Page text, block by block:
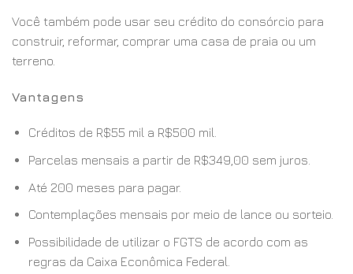
Você também pode usar seu crédito do consórcio para
construir, reformar, comprar uma casa de praia ou um
terreno.
Vantagens
Créditos de R$55 mil a R$500 mil.
Parcelas mensais a partir de R$349,00 sem juros.
Até 200 meses para pagar.
Contemplações mensais por meio de lance ou sorteio.
Possibilidade de utilizar o FGTS de acordo com as
regras da Caixa Econômica Federal.